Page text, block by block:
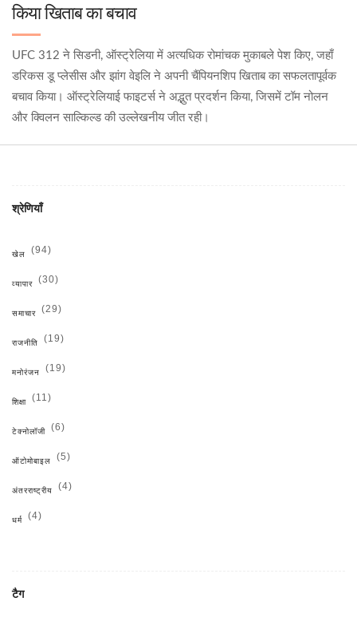
किया खिताब का बचाव
UFC 312 ने सिडनी, ऑस्ट्रेलिया में अत्यधिक रोमांचक मुकाबले पेश किए, जहाँ
डरिकस डू प्लेसीस और झांग वेइलि ने अपनी चैंपियनशिप खिताब का सफलतापूर्वक
बचाव किया। ऑस्ट्रेलियाई फाइटर्स ने अद्भुत प्रदर्शन किया, जिसमें टॉम नोलन
और क्विलन साल्किल्ड की उल्लेखनीय जीत रही।
श्रेणियाँ
खेल (94)
व्यापार (30)
समाचार (29)
राजनीति (19)
मनोरंजन (19)
शिक्षा (11)
टेक्नोलॉजी (6)
ऑटोमोबाइल (5)
अंतरराष्ट्रीय (4)
धर्म (4)
टैग